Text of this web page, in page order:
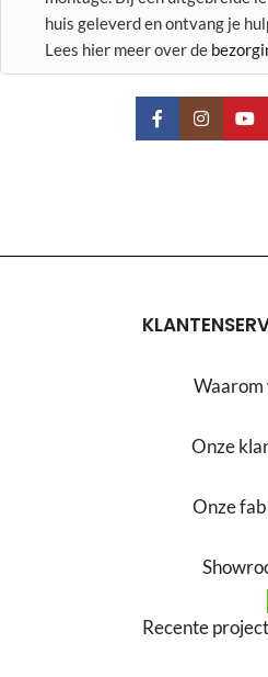
huis geleverd en ontvang je
Lees hier meer over de
Waarom
Onze
Onze
Recente